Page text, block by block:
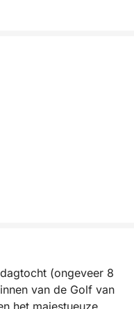
(ongeveer 8
van de Golf van
het majestueuze